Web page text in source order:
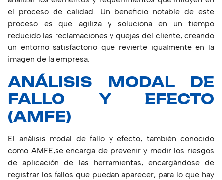
el proceso de calidad. Un beneficio notable de este
proceso es que agiliza y soluciona en un tiempo
reducido las reclamaciones y quejas del cliente, creando
un entorno satisfactorio que revierte igualmente en la
imagen de la empresa.
ANÁLISIS MODAL DE
FALLO Y EFECTO
(AMFE)
El análisis modal de fallo y efecto, también conocido
como AMFE,se encarga de prevenir y medir los riesgos
de aplicación de las herramientas, encargándose de
registrar los fallos que puedan aparecer, para lo que hay